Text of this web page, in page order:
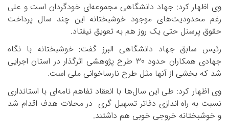
وی اظهار کرد: جهاد دانشگاهی مجموعه‌ای خودگردان است و علی
رغم محدودیت‌های موجود خوشبختانه این چند سال پرداخت
حقوق پرسنل حتی یک روز هم به تعویق نیفتاد.
رئیس سابق جهاد دانشگاهی البرز گفت: خوشبختانه با نگاه
جهادی همکاران حدود ۳۰ طرح پژوهشی اثرگذار در استان اجرایی
شد که بخشی از آنها مثل طرح نارساخوانی ملی است.
وی اظهار کرد: طی این سال‌ها با انعقاد تفاهم نامه‌ای با استانداری
نسبت به راه اندازی دفاتر تسهیل گری در محلات هدف اقدام شد
و خوشبختانه خروجی خوبی هم داشتند.